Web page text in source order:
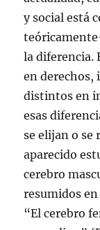
y social está
la diferencia.
en derechos,
distintos en
esas
se elijan o se
aparecido
cerebro
resumidos
“El cerebro